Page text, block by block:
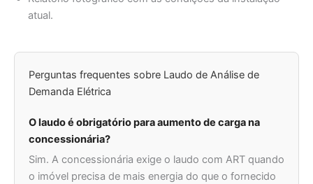
atual.
Perguntas frequentes sobre Laudo de Análise de
Demanda Elétrica
O laudo é obrigatório para aumento de carga na
concessionária?
Sim. A concessionária exige o laudo com ART quando
o imóvel precisa de mais energia do que o fornecido